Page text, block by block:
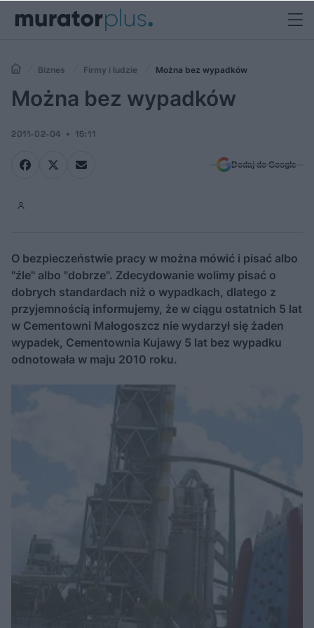
Biznes Firmy i ludzie Można bez wypadków
Można bez wypadków
2011-02-04 15:11
Dodaj do Google
O bezpieczeństwie pracy w można mówić i pisać albo
"źle" albo "dobrze". Zdecydowanie wolimy pisać o
dobrych standardach niż o wypadkach, dlatego z
przyjemnością informujemy, że w ciągu ostatnich 5 lat
w Cementowni Małogoszcz nie wydarzył się żaden
wypadek, Cementownia Kujawy 5 lat bez wypadku
odnotowała w maju 2010 roku.